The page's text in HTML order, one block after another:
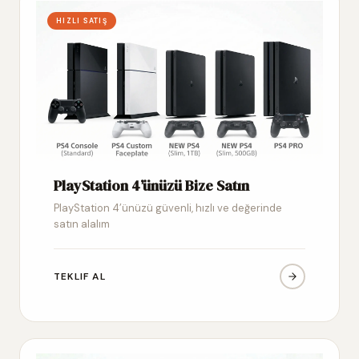
HIZLI SATIŞ
PlayStation 4’ünüzü Bize Satın
PlayStation 4’ünüzü güvenli, hızlı ve değerinde
satın alalım
TEKLIF AL